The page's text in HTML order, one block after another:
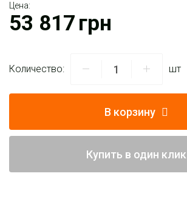
проектирования
Цена:
53 817грн
Количество: шт
В корзину
Купить в один клик